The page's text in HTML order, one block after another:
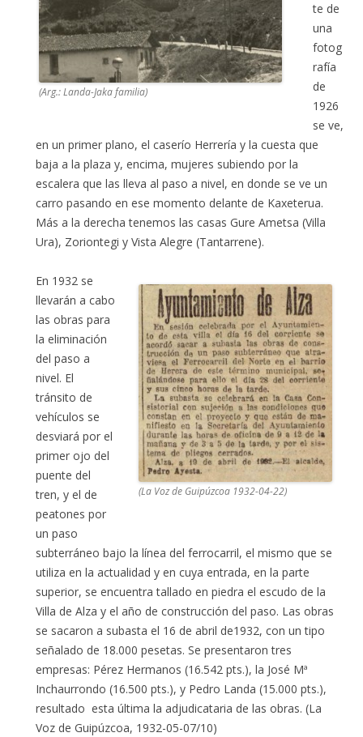
(Arg.: Landa-Jaka familia)
te de
una
fotog
rafía
de
1926
se ve,
en un primer plano, el caserío Herrería y la cuesta que
baja a la plaza y, encima, mujeres subiendo por la
escalera que las lleva al paso a nivel, en donde se ve un
carro pasando en ese momento delante de Kaxeterua.
Más a la derecha tenemos las casas Gure Ametsa (Villa
Ura), Zoriontegi y Vista Alegre (Tantarrene).
(La Voz de Guipúzcoa 1932-04-22)
En 1932 se
llevarán a cabo
las obras para
la eliminación
del paso a
nivel. El
tránsito de
vehículos se
desviará por el
primer ojo del
puente del
tren, y el de
peatones por
un paso
subterráneo bajo la línea del ferrocarril, el mismo que se
utiliza en la actualidad y en cuya entrada, en la parte
superior, se encuentra tallado en piedra el escudo de la
Villa de Alza y el año de construcción del paso. Las obras
se sacaron a subasta el 16 de abril de1932, con un tipo
señalado de 18.000 pesetas. Se presentaron tres
empresas: Pérez Hermanos (16.542 pts.), la José Mª
Inchaurrondo (16.500 pts.), y Pedro Landa (15.000 pts.),
resultado esta última la adjudicataria de las obras. (La
Voz de Guipúzcoa, 1932-05-07/10)